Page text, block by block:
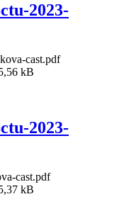
2023-
cast.pdf
kB
2023-
cast.pdf
kB